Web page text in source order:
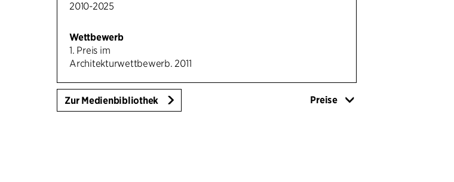
2010-2025
Wettbewerb
1. Preis im
Architekturwettbewerb. 2011
Zur Medienbibliothek Preise